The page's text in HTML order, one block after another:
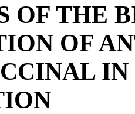
OF THE
OF